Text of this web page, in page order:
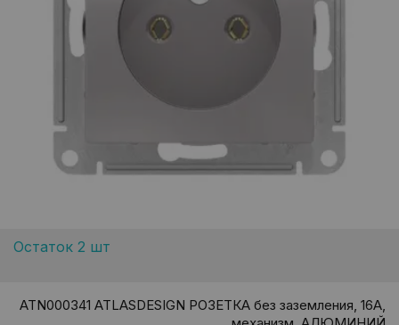
Остаток 2 шт
ATN000341 ATLASDESIGN РОЗЕТКА без заземления, 16А,